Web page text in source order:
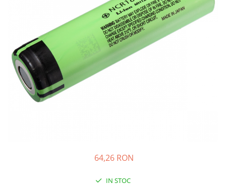
Panouri fotovoltaice si accesorii
Panouri fotovoltaice
Sisteme prindere panouri
fotovoltaice
Accesorii
Invertoare
Invertoare Hibrid
64,26 RON
IN STOC